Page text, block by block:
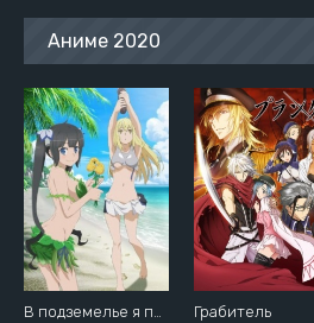
Аниме 2020
В подземелье я пойду, там красавицу найду ОВА [2020] Грабитель